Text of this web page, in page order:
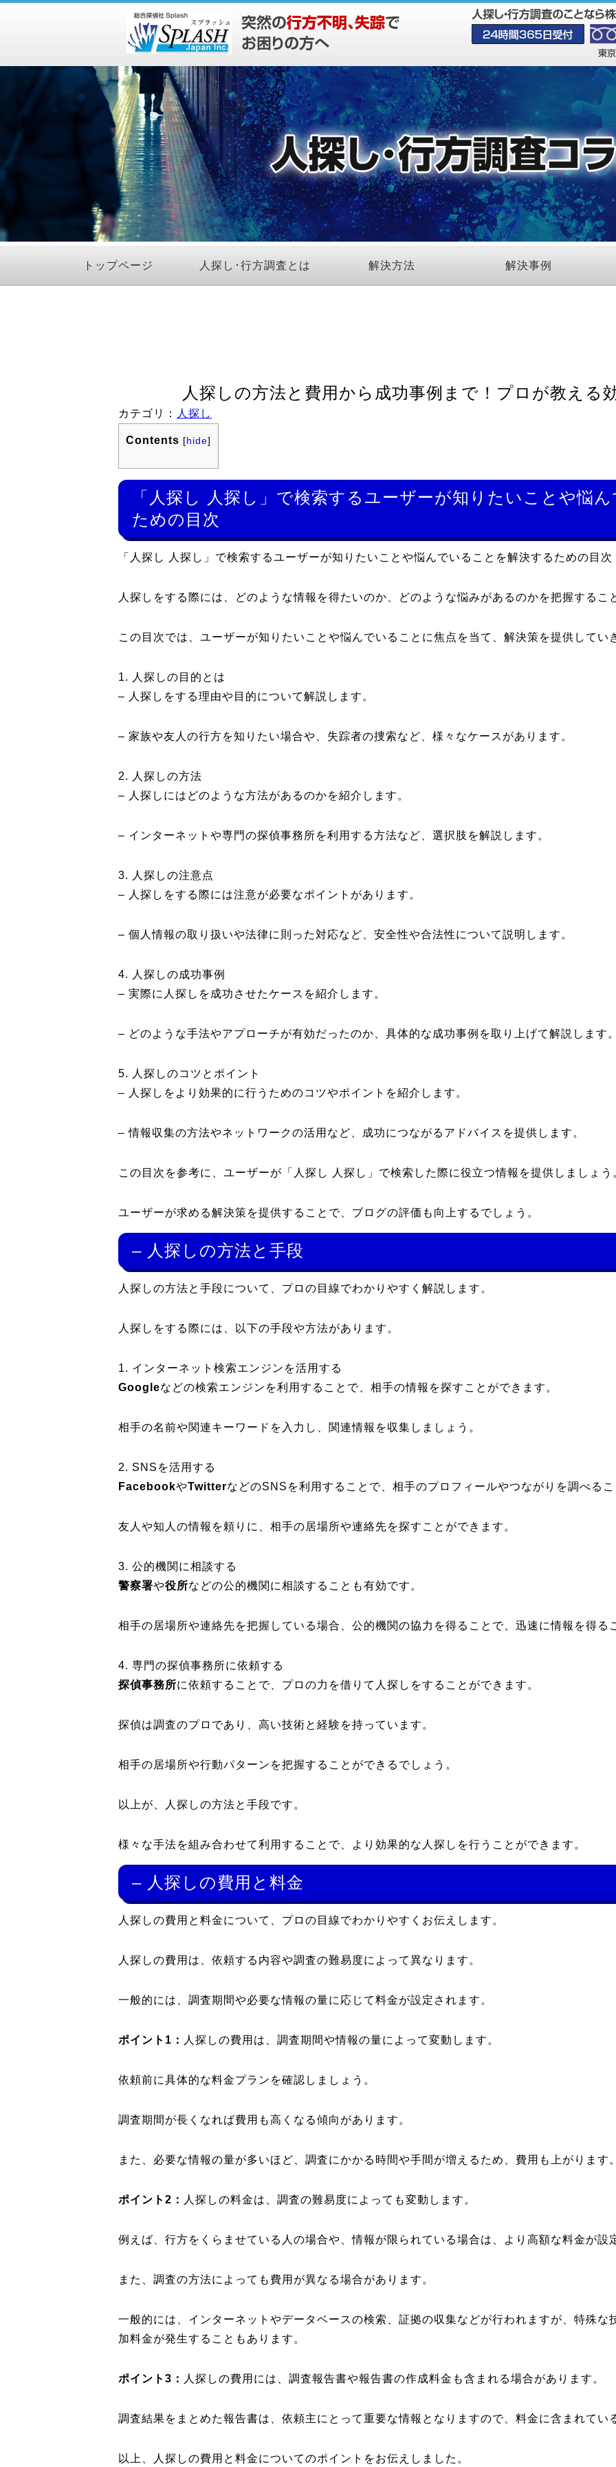
トップページ 人探し･行方調査とは 解決方法 解決事例
人探しの方法と費用から成功事例まで！プロが教える
カテゴリ： 人探し
Contents [hide]
「人探し 人探し」で検索するユーザーが知りたいことや悩
ための目次
「人探し 人探し」で検索するユーザーが知りたいことや悩んでいることを解決するための目次
人探しをする際には、どのような情報を得たいのか、どのような悩みがあるのかを把握するこ
この目次では、ユーザーが知りたいことや悩んでいることに焦点を当て、解決策を提供してい
1. 人探しの目的とは
– 人探しをする理由や目的について解説します。
– 家族や友人の行方を知りたい場合や、失踪者の捜索など、様々なケースがあります。
2. 人探しの方法
– 人探しにはどのような方法があるのかを紹介します。
– インターネットや専門の探偵事務所を利用する方法など、選択肢を解説します。
3. 人探しの注意点
– 人探しをする際には注意が必要なポイントがあります。
– 個人情報の取り扱いや法律に則った対応など、安全性や合法性について説明します。
4. 人探しの成功事例
– 実際に人探しを成功させたケースを紹介します。
– どのような手法やアプローチが有効だったのか、具体的な成功事例を取り上げて解説します
5. 人探しのコツとポイント
– 人探しをより効果的に行うためのコツやポイントを紹介します。
– 情報収集の方法やネットワークの活用など、成功につながるアドバイスを提供します。
この目次を参考に、ユーザーが「人探し 人探し」で検索した際に役立つ情報を提供しましょう
ユーザーが求める解決策を提供することで、ブログの評価も向上するでしょう。
– 人探しの方法と手段
人探しの方法と手段について、プロの目線でわかりやすく解説します。
人探しをする際には、以下の手段や方法があります。
1. インターネット検索エンジンを活用する
Googleなどの検索エンジンを利用することで、相手の情報を探すことができます。
相手の名前や関連キーワードを入力し、関連情報を収集しましょう。
2. SNSを活用する
FacebookやTwitterなどのSNSを利用することで、相手のプロフィールやつながりを調べる
友人や知人の情報を頼りに、相手の居場所や連絡先を探すことができます。
3. 公的機関に相談する
警察署や役所などの公的機関に相談することも有効です。
相手の居場所や連絡先を把握している場合、公的機関の協力を得ることで、迅速に情報を得る
4. 専門の探偵事務所に依頼する
探偵事務所に依頼することで、プロの力を借りて人探しをすることができます。
探偵は調査のプロであり、高い技術と経験を持っています。
相手の居場所や行動パターンを把握することができるでしょう。
以上が、人探しの方法と手段です。
様々な手法を組み合わせて利用することで、より効果的な人探しを行うことができます。
– 人探しの費用と料金
人探しの費用と料金について、プロの目線でわかりやすくお伝えします。
人探しの費用は、依頼する内容や調査の難易度によって異なります。
一般的には、調査期間や必要な情報の量に応じて料金が設定されます。
ポイント1： 人探しの費用は、調査期間や情報の量によって変動します。
依頼前に具体的な料金プランを確認しましょう。
調査期間が長くなれば費用も高くなる傾向があります。
また、必要な情報の量が多いほど、調査にかかる時間や手間が増えるため、費用も上がります
ポイント2： 人探しの料金は、調査の難易度によっても変動します。
例えば、行方をくらませている人の場合や、情報が限られている場合は、より高額な料金が設
また、調査の方法によっても費用が異なる場合があります。
一般的には、インターネットやデータベースの検索、証拠の収集などが行われますが、特殊な
加料金が発生することもあります。
ポイント3： 人探しの費用には、調査報告書や報告書の作成料金も含まれる場合があります。
調査結果をまとめた報告書は、依頼主にとって重要な情報となりますので、料金に含まれてい
以上、人探しの費用と料金についてのポイントをお伝えしました。